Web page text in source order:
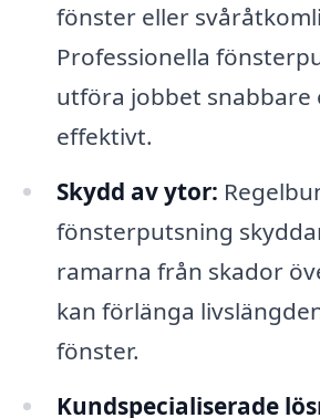
fönster eller
Professionella
utföra jobbet snabbare
effektivt.
Skydd av ytor:
fönsterputsning
ramarna från skador
kan förlänga
fönster.
Kundspecialiserade